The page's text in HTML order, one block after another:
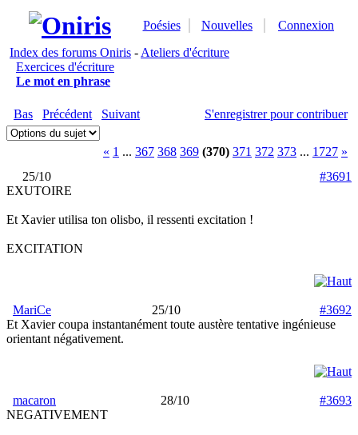
Poésies Nouvelles
Connexion
Index des forums Oniris - Ateliers d'écriture
Exercices d'écriture
Le mot en phrase
Bas Précédent Suivant S'enregistrer pour contribuer
« 1 ... 367 368 369 (370) 371 372 373 ... 1727 »
25/10
#3691
EXUTOIRE
Et Xavier utilisa ton olisbo, il ressenti excitation !
EXCITATION
MariCe 25/10
#3692
Et Xavier coupa instantanément toute austère tentative ingénieuse
orientant négativement.
macaron 28/10
#3693
NEGATIVEMENT